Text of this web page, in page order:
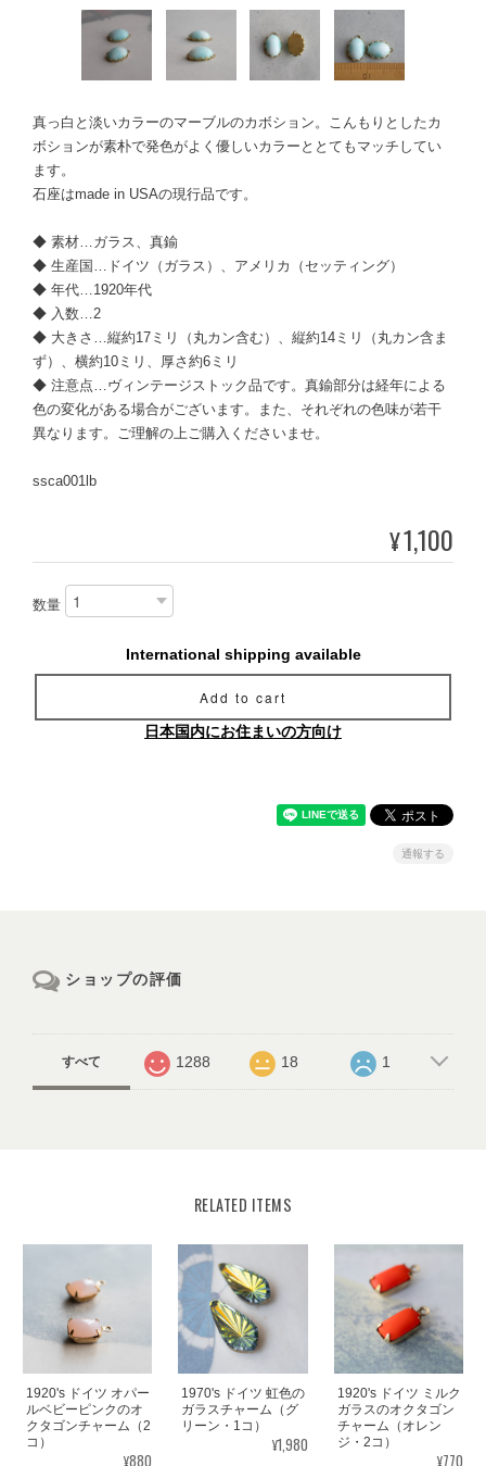
真っ白と淡いカラーのマーブルのカボション。こんもりとしたカ
ボションが素朴で発色がよく優しいカラーととてもマッチしてい
ます。
石座はmade in USAの現行品です。
◆ 素材…ガラス、真鍮
◆ 生産国…ドイツ（ガラス）、アメリカ（セッティング）
◆ 年代…1920年代
◆ 入数…2
◆ 大きさ…縦約17ミリ（丸カン含む）、縦約14ミリ（丸カン含ま
ず）、横約10ミリ、厚さ約6ミリ
◆ 注意点…ヴィンテージストック品です。真鍮部分は経年による
色の変化がある場合がございます。また、それぞれの色味が若干
異なります。ご理解の上ご購入くださいませ。
ssca001lb
¥1,100
数量
International shipping available
Add to cart
日本国内にお住まいの方向け
通報する
ショップの評価
すべて 1288 18 1
RELATED ITEMS
1920's ドイツ オパー
ルベビーピンクのオ
クタゴンチャーム（2
コ）
¥880
1970's ドイツ 虹色の
ガラスチャーム（グ
リーン・1コ）
¥1,980
1920's ドイツ ミルク
ガラスのオクタゴン
チャーム（オレン
ジ・2コ）
¥770